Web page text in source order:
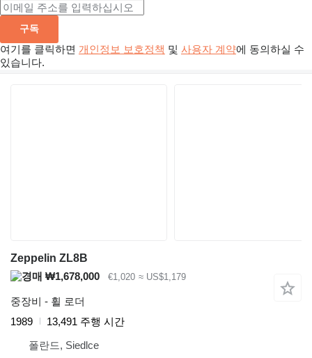
구독
여기를 클릭하면 개인정보 보호정책 및 사용자 계약에 동의하실 수
있습니다.
Zeppelin ZL8B
₩1,678,000
€1,020 ≈ US$1,179
중장비 - 휠 로더
1989
13,491 주행 시간
폴란드, Siedlce